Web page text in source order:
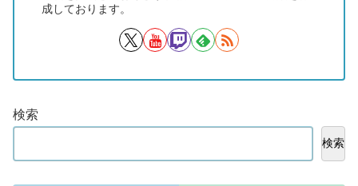
成しております。
検索
検索